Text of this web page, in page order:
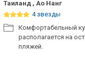
Таиланд , Ао Нанг
4 звезды
Комфортабельный
располагается на
пляжей.